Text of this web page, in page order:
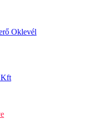
Oklevél
Kft